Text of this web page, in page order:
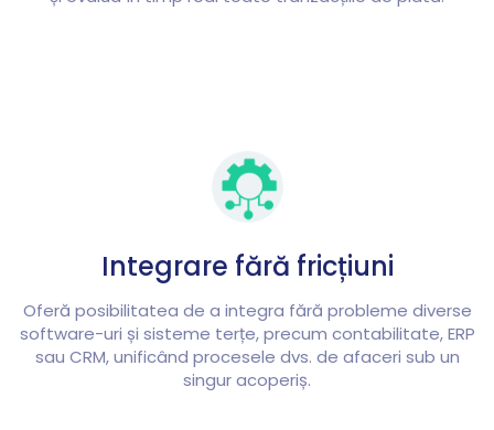
Integrare fără fricțiuni
Oferă posibilitatea de a integra fără probleme diverse
software-uri și sisteme terțe, precum contabilitate, ERP
sau CRM, unificând procesele dvs. de afaceri sub un
singur acoperiș.